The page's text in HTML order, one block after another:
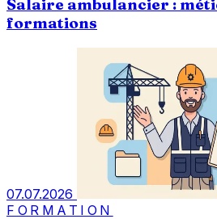
Salaire ambulancier :
formations
07.07.2026
FORMATION